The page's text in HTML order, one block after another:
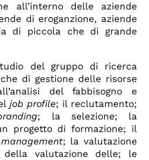
all’interno delle aziende
di eroganzione, aziende
di piccola che di grande
del gruppo di ricerca
di gestione delle risorse
del fabbisogno e
job profile; il reclutamento;
; la selezione; la
progetto di formazione; il
; la valutazione
della valutazione delle; le